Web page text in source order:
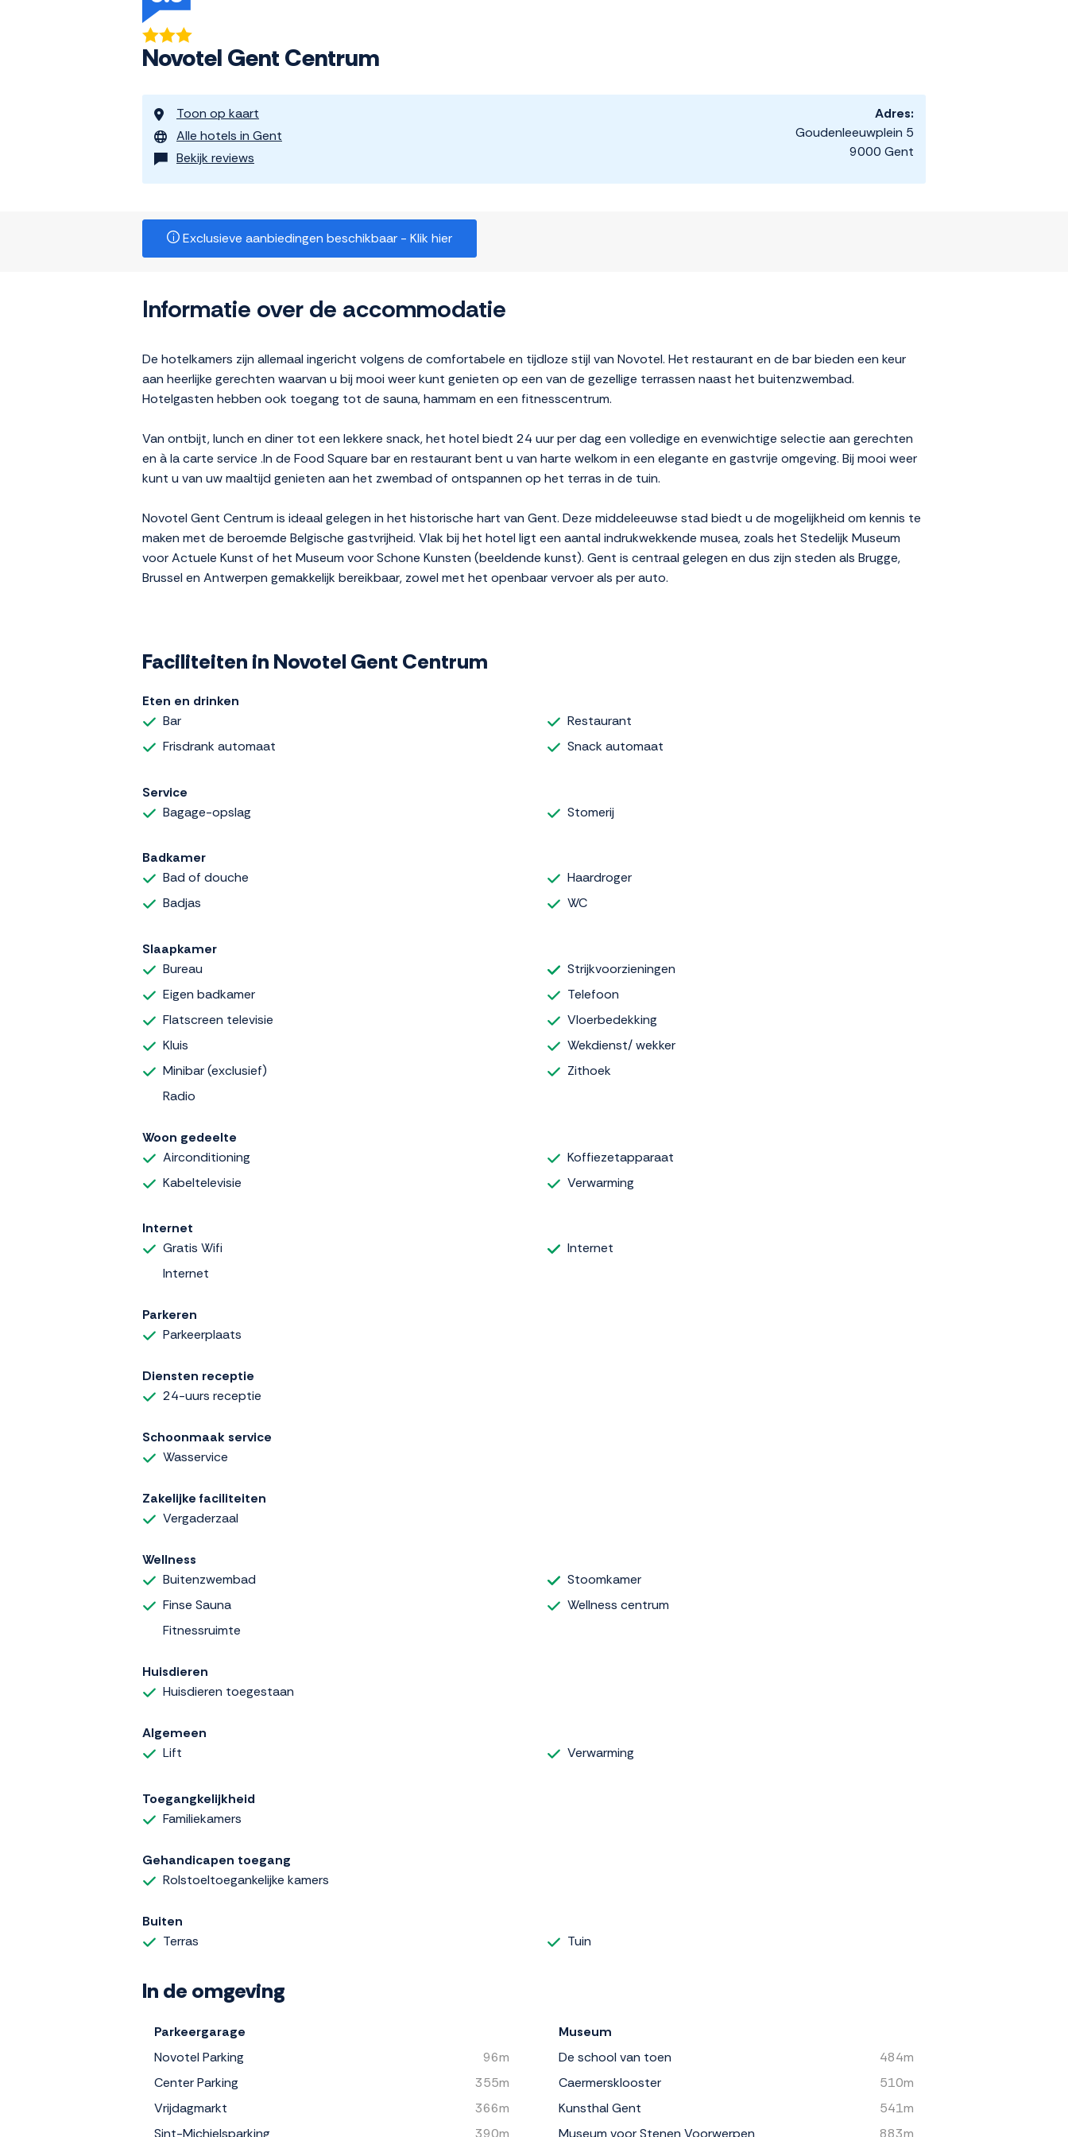
Novotel Gent Centrum
Toon op kaart
Alle hotels in Gent
Bekijk reviews
Adres:
Goudenleeuwplein 5
9000 Gent
Exclusieve aanbiedingen beschikbaar - Klik hier
Informatie over de accommodatie
De hotelkamers zijn allemaal ingericht volgens de comfortabele en tijdloze stijl van Novotel. Het restaurant en de bar bieden een keur
aan heerlijke gerechten waarvan u bij mooi weer kunt genieten op een van de gezellige terrassen naast het buitenzwembad.
Hotelgasten hebben ook toegang tot de sauna, hammam en een fitnesscentrum.
Van ontbijt, lunch en diner tot een lekkere snack, het hotel biedt 24 uur per dag een volledige en evenwichtige selectie aan gerechten
en à la carte service .In de Food Square bar en restaurant bent u van harte welkom in een elegante en gastvrije omgeving. Bij mooi weer
kunt u van uw maaltijd genieten aan het zwembad of ontspannen op het terras in de tuin.
Novotel Gent Centrum is ideaal gelegen in het historische hart van Gent. Deze middeleeuwse stad biedt u de mogelijkheid om kennis te
maken met de beroemde Belgische gastvrijheid. Vlak bij het hotel ligt een aantal indrukwekkende musea, zoals het Stedelijk Museum
voor Actuele Kunst of het Museum voor Schone Kunsten (beeldende kunst). Gent is centraal gelegen en dus zijn steden als Brugge,
Brussel en Antwerpen gemakkelijk bereikbaar, zowel met het openbaar vervoer als per auto.
Faciliteiten in Novotel Gent Centrum
Eten en drinken
Bar
Frisdrank automaat
Restaurant
Snack automaat
Service
Bagage-opslag
Stomerij
Badkamer
Bad of douche
Badjas
Haardroger
WC
Slaapkamer
Bureau
Eigen badkamer
Flatscreen televisie
Kluis
Minibar (exclusief)
Radio
Strijkvoorzieningen
Telefoon
Vloerbedekking
Wekdienst/ wekker
Zithoek
Woon gedeelte
Airconditioning
Kabeltelevisie
Koffiezetapparaat
Verwarming
Internet
Gratis Wifi
Internet
Internet
Parkeren
Parkeerplaats
Diensten receptie
24-uurs receptie
Schoonmaak service
Wasservice
Zakelijke faciliteiten
Vergaderzaal
Wellness
Buitenzwembad
Finse Sauna
Fitnessruimte
Stoomkamer
Wellness centrum
Huisdieren
Huisdieren toegestaan
Algemeen
Lift
Verwarming
Toegangkelijkheid
Familiekamers
Gehandicapen toegang
Rolstoeltoegankelijke kamers
Buiten
Terras
Tuin
In de omgeving
Parkeergarage
Novotel Parking
96m
Center Parking
355m
Vrijdagmarkt
366m
Museum
De school van toen
484m
Caermersklooster
510m
Kunsthal Gent
541m